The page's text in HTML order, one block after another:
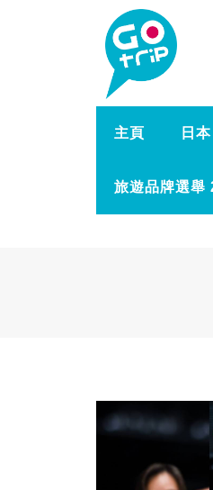
主頁 日本
旅遊品牌選舉